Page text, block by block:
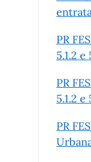
PR
5.1.2
PR
5.1.2
PR